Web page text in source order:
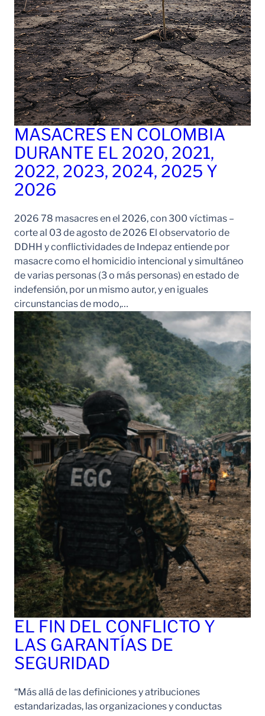
MASACRES EN COLOMBIA
DURANTE EL 2020, 2021,
2022, 2023, 2024, 2025 Y
2026
2026 78 masacres en el 2026, con 300 víctimas –
corte al 03 de agosto de 2026 El observatorio de
DDHH y conflictividades de Indepaz entiende por
masacre como el homicidio intencional y simultáneo
de varias personas (3 o más personas) en estado de
indefensión, por un mismo autor, y en iguales
circunstancias de modo,…
EL FIN DEL CONFLICTO Y
LAS GARANTÍAS DE
SEGURIDAD
“Más allá de las definiciones y atribuciones
estandarizadas, las organizaciones y conductas